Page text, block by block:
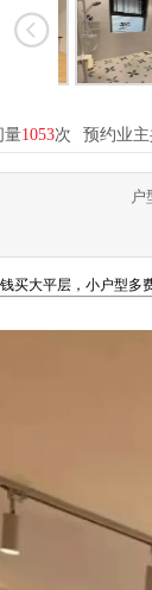
量1053次 预约业
户
买大平层，小户型